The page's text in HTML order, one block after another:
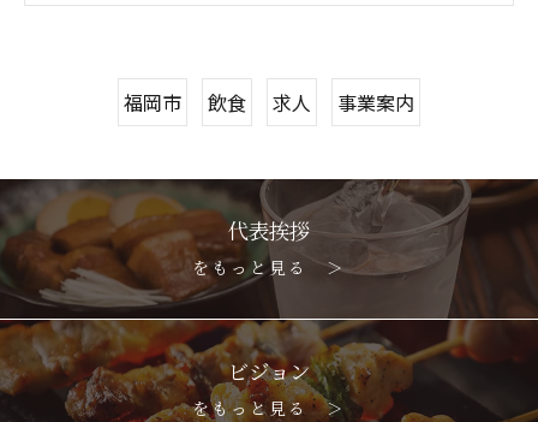
福岡市 飲食 求人 事業案内
代表挨拶
をもっと見る ＞
ビジョン
をもっと見る ＞